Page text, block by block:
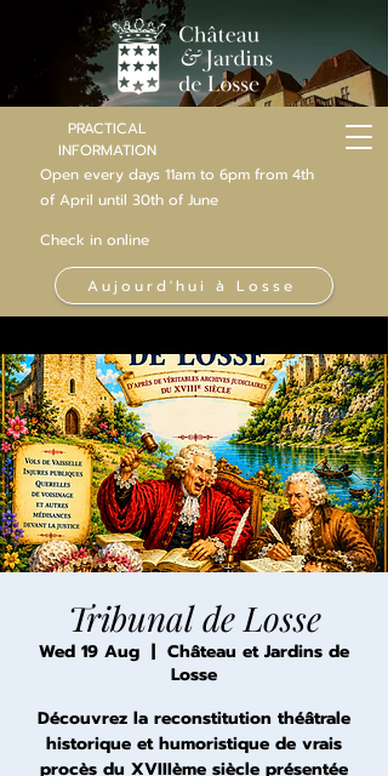
PRACTICAL
INFORMATION
Open every days 11am to 6pm from 4th
of April until 30th of June
Check in online
Aujourd'hui à Losse
Tribunal de Losse
Wed 19 Aug
  |
Château et Jardins de
Losse
Découvrez la reconstitution théâtrale
historique et humoristique de vrais
procès du XVIIIème siècle présentée